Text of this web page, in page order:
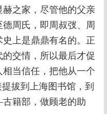
之家，尽管他的父亲
周氏，即周叔弢、周
上是鼎鼎有名的。正
交情，所以最后才促
当信任，把他从一个
拔到上海图书馆，到
籍部，做顾老的助